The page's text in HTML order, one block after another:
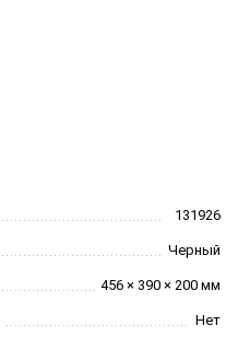
131926
Черный
456 × 390 × 200 мм
Нет